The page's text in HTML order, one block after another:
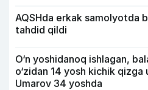
AQSHda erkak samolyotda
tahdid qildi
O‘n yoshidanoq ishlagan,
o‘zidan 14 yosh kichik qizga
Umarov 34 yoshda